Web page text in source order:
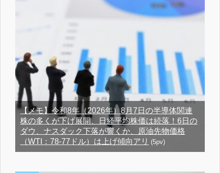
【メモ】令和8年（2026年）8月7日の半導体関連
株の多くが下げ展開、日経平均株価は続落！6日の
ダウ、ナスダック下落が響くか、原油先物価格
（WTI：78-77ドル）は上げ傾向アリ (5pv)